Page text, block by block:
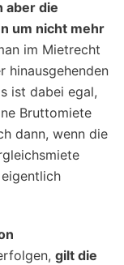
aber die
um nicht mehr
im Mietrecht
hinausgehenden
ist dabei egal,
Bruttomiete
dann, wenn die
gilt die